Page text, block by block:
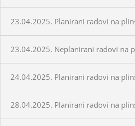
23.04.2025. Planirani radovi na
23.04.2025. Neplanirani radovi na
24.04.2025. Planirani radovi na
28.04.2025. Planirani radovi na